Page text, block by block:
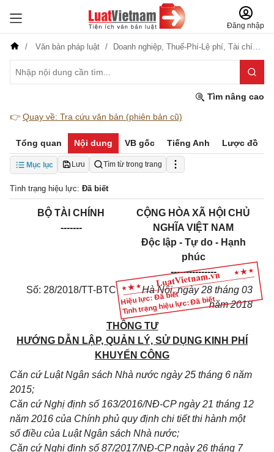
Đăng nhập
Văn bản pháp luật Doanh nghiệp, Thuế-Phí-Lệ phí, Tài chính-Ngân hàng,
Tìm nâng cao
👉 Quay về: Tra cứu văn bản (phiên bản cũ)
Tổng quan Nội dung VB gốc Tiếng Anh Lược đồ
Mục lục Lưu Tìm từ trong trang
Tình trạng hiệu lực: Đã biết
Hiệu lực: Đã biết
Tình trạng hiệu lực: Đã biết
BỘ TÀI CHÍNH
-------
CỘNG HÒA XÃ HỘI CHỦ
NGHĨA VIỆT NAM
Độc lập - Tự do - Hạnh
phúc
---------------
Số: 28/2018/TT-BTC
Hà Nội, ngày 28 tháng 03
năm 2018
THÔNG TƯ
HƯỚNG DẪN LẬP, QUẢN LÝ, SỬ DỤNG KINH PHÍ
KHUYẾN CÔNG
Căn cứ Luật Ngân sách Nhà nước ngày 25 tháng 6 năm
2015;
Căn cứ Nghị định số 163/2016/NĐ-CP ngày 21 tháng 12
năm 2016 của Chính phủ quy định chi tiết thi hành một
số điều của Luật Ngân sách Nhà nước;
Căn cứ Nghị định số 87/2017/NĐ-CP ngày 26 tháng 7